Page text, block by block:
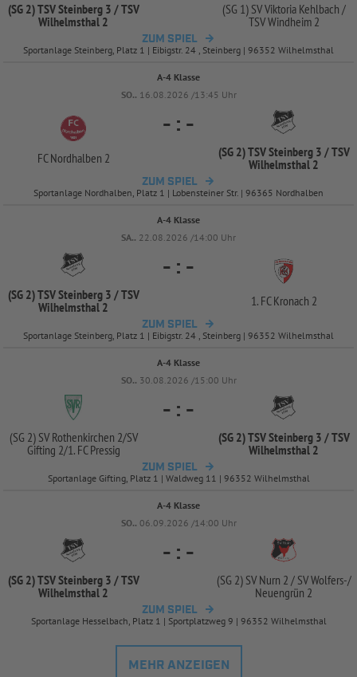
(SG 2) TSV Steinberg 3 /TSV
Wilhelmsthal 2
(SG 1) SV Viktoria Kehlbach /
TSV Windheim 2
ZUM SPIEL
Sportanlage Steinberg, Platz 1 | Eibigstr. 24 , Steinberg | 96352 Wilhelmsthal
A-4 Klasse
SO.. 16.08.2026 /13:45 Uhr
FC Nordhalben 2
- : -
(SG 2) TSV Steinberg 3 /TSV
Wilhelmsthal 2
ZUM SPIEL
Sportanlage Nordhalben, Platz 1 | Lobensteiner Str. | 96365 Nordhalben
A-4 Klasse
SA.. 22.08.2026 /14:00 Uhr
(SG 2) TSV Steinberg 3 /TSV
Wilhelmsthal 2
- : -
1. FC Kronach 2
ZUM SPIEL
Sportanlage Steinberg, Platz 1 | Eibigstr. 24 , Steinberg | 96352 Wilhelmsthal
A-4 Klasse
SO.. 30.08.2026 /15:00 Uhr
(SG 2) SV Rothenkirchen 2/SV
Gifting 2/1. FC Pressig
- : -
(SG 2) TSV Steinberg 3 /TSV
Wilhelmsthal 2
ZUM SPIEL
Sportanlage Gifting, Platz 1 | Waldweg 11 | 96352 Wilhelmsthal
A-4 Klasse
SO.. 06.09.2026 /14:00 Uhr
(SG 2) TSV Steinberg 3 /TSV
Wilhelmsthal 2
- : -
(SG 2) SV Nurn 2 /SV Wolfers-/
Neuengrün 2
ZUM SPIEL
Sportanlage Hesselbach, Platz 1 | Sportplatzweg 9 | 96352 Wilhelmsthal
MEHR ANZEIGEN